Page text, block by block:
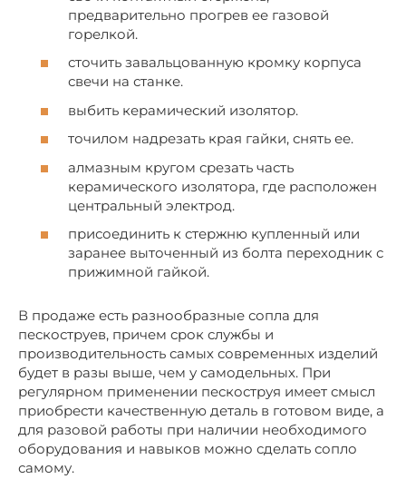
предварительно прогрев ее газовой
горелкой.
сточить завальцованную кромку корпуса
свечи на станке.
выбить керамический изолятор.
точилом надрезать края гайки, снять ее.
алмазным кругом срезать часть
керамического изолятора, где расположен
центральный электрод.
присоединить к стержню купленный или
заранее выточенный из болта переходник с
прижимной гайкой.
В продаже есть разнообразные сопла для
пескоструев, причем срок службы и
производительность самых современных изделий
будет в разы выше, чем у самодельных. При
регулярном применении пескоструя имеет смысл
приобрести качественную деталь в готовом виде, а
для разовой работы при наличии необходимого
оборудования и навыков можно сделать сопло
самому.